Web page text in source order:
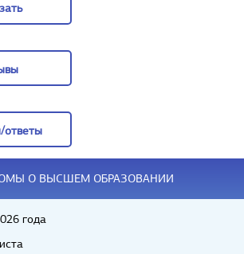
ответы
О ВЫСШЕМ ОБРАЗОВАНИИ
года